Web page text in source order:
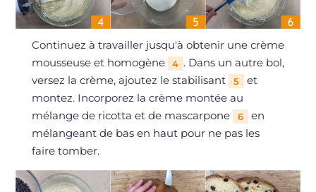
Continuez à travailler jusqu'à obtenir une crème
mousseuse et homogène
4 . Dans un autre bol,
versez la crème, ajoutez le stabilisant
5
et
montez. Incorporez la crème montée au
mélange de ricotta et de mascarpone
6
en
mélangeant de bas en haut pour ne pas les
faire tomber.